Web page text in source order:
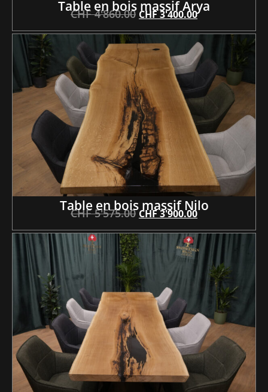
Table en bois massif Arya
CHF4'860.00 CHF3'400.00
Table en bois massif Nilo
CHF5'575.00 CHF3'900.00